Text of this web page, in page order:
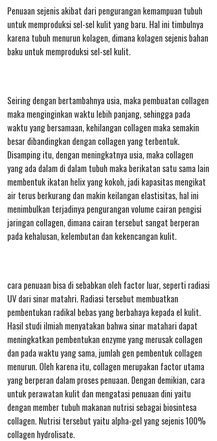
Penuaan sejenis akibat dari pengurangan kemampuan tubuh
untuk memproduksi sel-sel kulit yang baru. Hal ini timbulnya
karena tubuh menurun kolagen, dimana kolagen sejenis bahan
baku untuk memproduksi sel-sel kulit.
Seiring dengan bertambahnya usia, maka pembuatan collagen
maka menginginkan waktu lebih panjang, sehingga pada
waktu yang bersamaan, kehilangan collagen maka semakin
besar dibandingkan dengan collagen yang terbentuk.
Disamping itu, dengan meningkatnya usia, maka collagen
yang ada dalam di dalam tubuh maka berikatan satu sama lain
membentuk ikatan helix yang kokoh, jadi kapasitas mengikat
air terus berkurang dan makin keilangan elastisitas, hal ini
menimbulkan terjadinya pengurangan volume cairan pengisi
jaringan collagen, dimana cairan tersebut sangat berperan
pada kehalusan, kelembutan dan kekencangan kulit.
cara penuaan bisa di sebabkan oleh factor luar, seperti radiasi
UV dari sinar matahri. Radiasi tersebut membuatkan
pembentukan radikal bebas yang berbahaya kepada el kulit.
Hasil studi ilmiah menyatakan bahwa sinar matahari dapat
meningkatkan pembentukan enzyme yang merusak collagen
dan pada waktu yang sama, jumlah gen pembentuk collagen
menurun. Oleh karena itu, collagen merupakan factor utama
yang berperan dalam proses penuaan. Dengan demikian, cara
untuk perawatan kulit dan mengatasi penuaan dini yaitu
dengan member tubuh makanan nutrisi sebagai biosintesa
collagen. Nutrisi tersebut yaitu alpha-gel yang sejenis 100%
collagen hydrolisate.